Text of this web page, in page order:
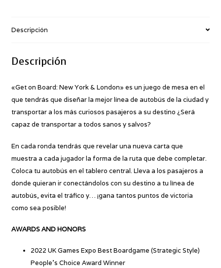
Descripción
Descripción
«Get on Board: New York & London» es un juego de mesa en el
que tendrás que diseñar la mejor línea de autobús de la ciudad y
transportar a los más curiosos pasajeros a su destino ¿Será
capaz de transportar a todos sanos y salvos?
En cada ronda tendrás que revelar una nueva carta que
muestra a cada jugador la forma de la ruta que debe completar.
Coloca tu autobús en el tablero central. Lleva a los pasajeros a
donde quieran ir conectándolos con su destino a tu línea de
autobús, evita el tráfico y… ¡gana tantos puntos de victoria
como sea posible!
AWARDS AND HONORS
2022 UK Games Expo Best Boardgame (Strategic Style)
People’s Choice Award Winner